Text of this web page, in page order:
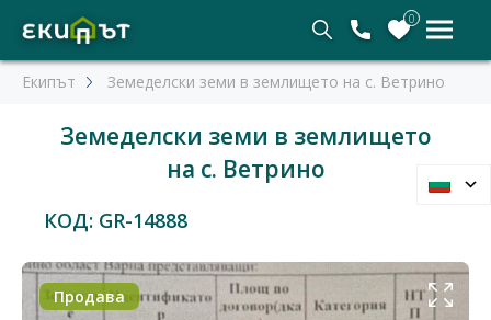
0
Екипът Земеделски земи в землището на с. Ветрино
Земеделски земи в землището
на с. Ветрино
КОД: GR-14888
Продава